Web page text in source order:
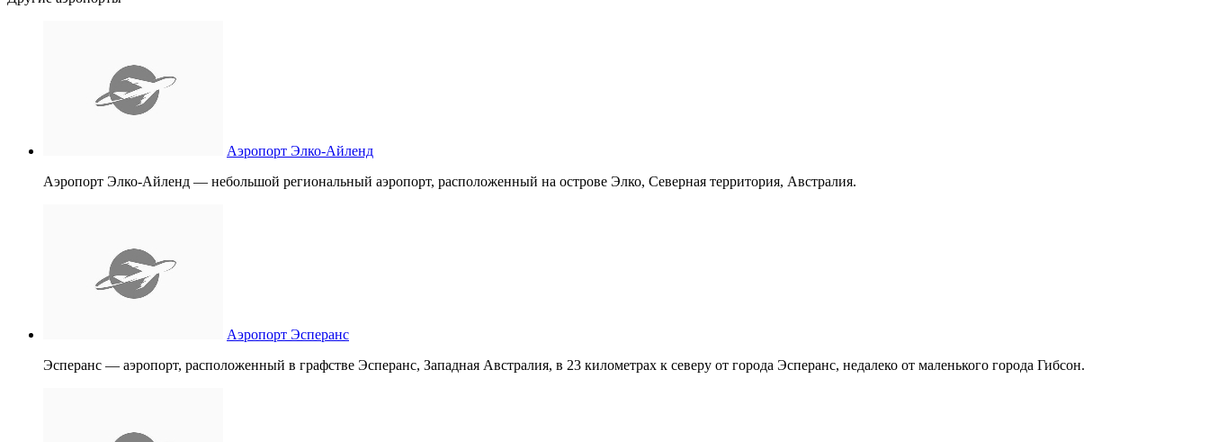
Аэропорт Элко-Айленд
Аэропорт Элко-Айленд — небольшой региональный аэропорт, расположенный на острове Элко, Северная территория, Австралия.
Аэропорт Эсперанс
Эсперанс — аэропорт, расположенный в графстве Эсперанс, Западная Австралия, в 23 километрах к северу от города Эсперанс, недалеко от маленького города Гибсон.